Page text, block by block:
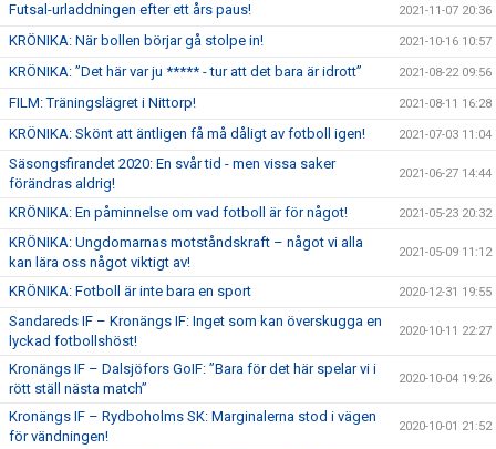
Futsal-urladdningen efter ett års paus! 2021-11-07 20:36
KRÖNIKA: När bollen börjar gå stolpe in! 2021-10-16 10:57
KRÖNIKA: ”Det här var ju ***** - tur att det bara är idrott” 2021-08-22 09:56
FILM: Träningslägret i Nittorp! 2021-08-11 16:28
KRÖNIKA: Skönt att äntligen få må dåligt av fotboll igen! 2021-07-03 11:04
Säsongsfirandet 2020: En svår tid - men vissa saker
förändras aldrig!
2021-06-27 14:44
KRÖNIKA: En påminnelse om vad fotboll är för något! 2021-05-23 20:32
KRÖNIKA: Ungdomarnas motståndskraft – något vi alla
kan lära oss något viktigt av!
2021-05-09 11:12
KRÖNIKA: Fotboll är inte bara en sport 2020-12-31 19:55
Sandareds IF – Kronängs IF: Inget som kan överskugga en
lyckad fotbollshöst!
2020-10-11 22:27
Kronängs IF – Dalsjöfors GoIF: ”Bara för det här spelar vi i
rött ställ nästa match”
2020-10-04 19:26
Kronängs IF – Rydboholms SK: Marginalerna stod i vägen
för vändningen!
2020-10-01 21:52